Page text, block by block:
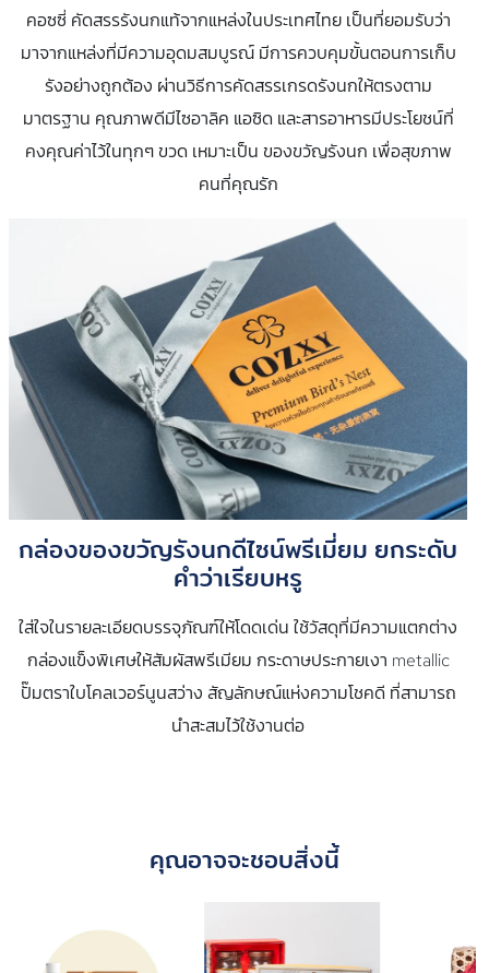
คอซซี่ คัดสรรรังนกแท้จากแหล่งในประเทศไทย เป็นที่ยอมรับว่า
มาจากแหล่งที่มีความอุดมสมบูรณ์ มีการควบคุมขั้นตอนการเก็บ
รังอย่างถูกต้อง ผ่านวิธีการคัดสรรเกรดรังนกให้ตรงตาม
มาตรฐาน คุณภาพดีมีไซอาลิค แอซิด และสารอาหารมีประโยชน์ที่
คงคุณค่าไว้ในทุกๆ ขวด เหมาะเป็น ของขวัญรังนก เพื่อสุขภาพ
คนที่คุณรัก
กล่องของขวัญรังนกดีไซน์พรีเมี่ยม ยกระดับ
คำว่าเรียบหรู
ใส่ใจในรายละเอียดบรรจุภัณฑ์ให้โดดเด่น ใช้วัสดุที่มีความแตกต่าง
กล่องแข็งพิเศษให้สัมผัสพรีเมียม กระดาษประกายเงา metallic
ปั๊มตราใบโคลเวอร์นูนสว่าง สัญลักษณ์แห่งความโชคดี ที่สามารถ
นำสะสมไว้ใช้งานต่อ
คุณอาจจะชอบสิ่งนี้